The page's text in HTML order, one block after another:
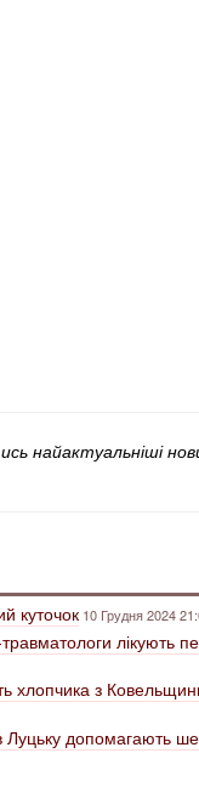
найактуальніші
куточок 10 Грудня 2024
травматологи лікують
хлопчика з
Луцьку допомагають